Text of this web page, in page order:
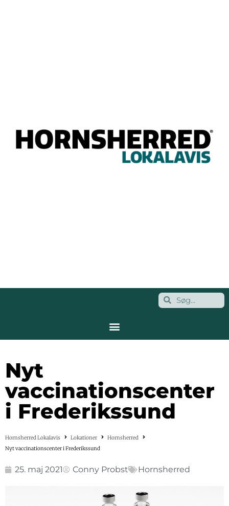
Nyt
vaccinationscenter
i Frederikssund
Hornsherred Lokalavis Lokationer
Hornsherred
Nyt vaccinationscenter i Frederikssund
25. maj 2021 Conny Probst Hornsherred